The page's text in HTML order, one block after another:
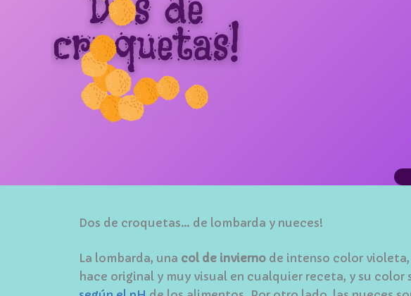
Dos de croquetas… de lombarda y nueces!
La lombarda, una col de invierno de intenso color
hace original y muy visual en cualquier receta, y su